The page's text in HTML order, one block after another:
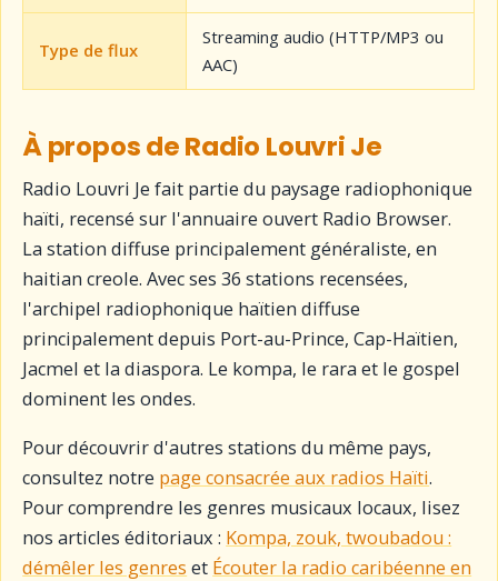
Type de flux
Streaming audio (HTTP/MP3 ou
AAC)
À propos de Radio Louvri Je
Radio Louvri Je fait partie du paysage radiophonique
haïti, recensé sur l'annuaire ouvert Radio Browser.
La station diffuse principalement généraliste, en
haitian creole. Avec ses 36 stations recensées,
l'archipel radiophonique haïtien diffuse
principalement depuis Port-au-Prince, Cap-Haïtien,
Jacmel et la diaspora. Le kompa, le rara et le gospel
dominent les ondes.
Pour découvrir d'autres stations du même pays,
consultez notre page consacrée aux radios Haïti.
Pour comprendre les genres musicaux locaux, lisez
nos articles éditoriaux : Kompa, zouk, twoubadou :
démêler les genres et Écouter la radio caribéenne en